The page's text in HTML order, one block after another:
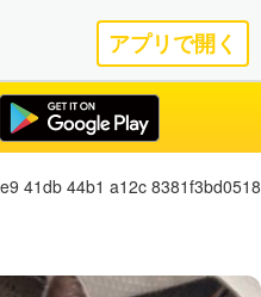
アプリで開く